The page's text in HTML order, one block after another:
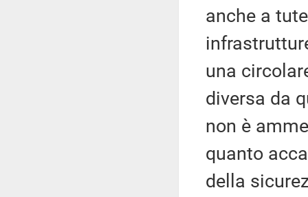
anche a
una
diversa da
non è
quanto
della